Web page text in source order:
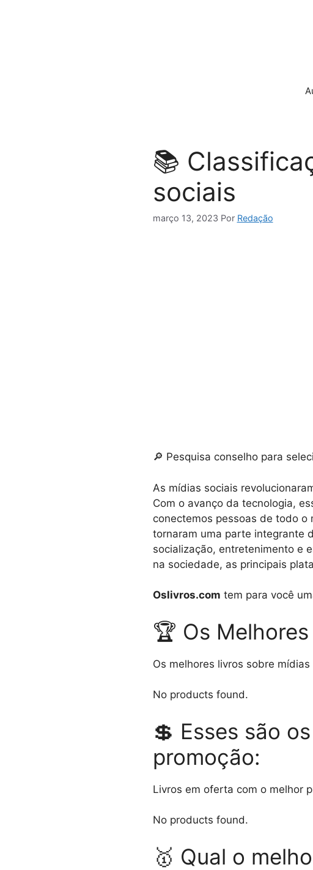
📚
sociais
março 13, 2023 Por Redação
🔎 Pesquisa conselho para
As mídias sociais
Com o avanço da tecnologia,
conectemos pessoas de todo o
tornaram uma parte integrante
socialização, entretenimento e
na sociedade, as principais
Oslivros.com tem para você
🏆 Os
Os melhores livros sobre
No products found.
💲 Esses são
promoção:
Livros em oferta com o melhor
No products found.
🥇 Qual o